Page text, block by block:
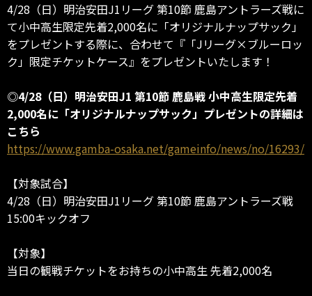
4/28（日）明治安田J1リーグ 第10節 鹿島アントラーズ戦に
て小中高生限定先着2,000名に「オリジナルナップサック」
をプレゼントする際に、合わせて『「Jリーグ×ブルーロッ
ク」限定チケットケース』をプレゼントいたします！
◎4/28（日）明治安田J1 第10節 鹿島戦 小中高生限定先着
2,000名に「オリジナルナップサック」プレゼントの詳細は
こちら
https://www.gamba-osaka.net/gameinfo/news/no/16293/
【対象試合】
4/28（日）明治安田J1リーグ 第10節 鹿島アントラーズ戦
15:00キックオフ
【対象】
当日の観戦チケットをお持ちの小中高生 先着2,000名